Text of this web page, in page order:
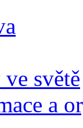
světě
a